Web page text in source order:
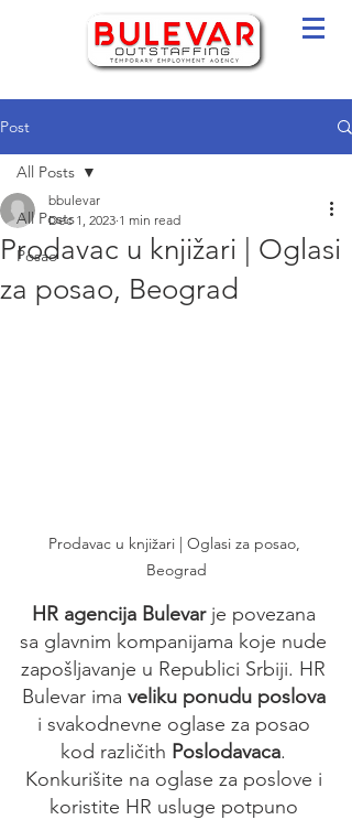
Post
All Posts
Posao
All Posts
Prodavac u knjižari | Oglasi
za posao, Beograd
bbulevar
Dec 1, 2023 1 min read
Prodavac u knjižari | Oglasi za posao,
Beograd
HR agencija Bulevar je povezana
sa glavnim kompanijama koje nude
zapošljavanje u Republici Srbiji. HR
Bulevar ima veliku ponudu poslova
i svakodnevne oglase za posao
kod različith Poslodavaca.
Konkurišite na oglase za poslove i
koristite HR usluge potpuno